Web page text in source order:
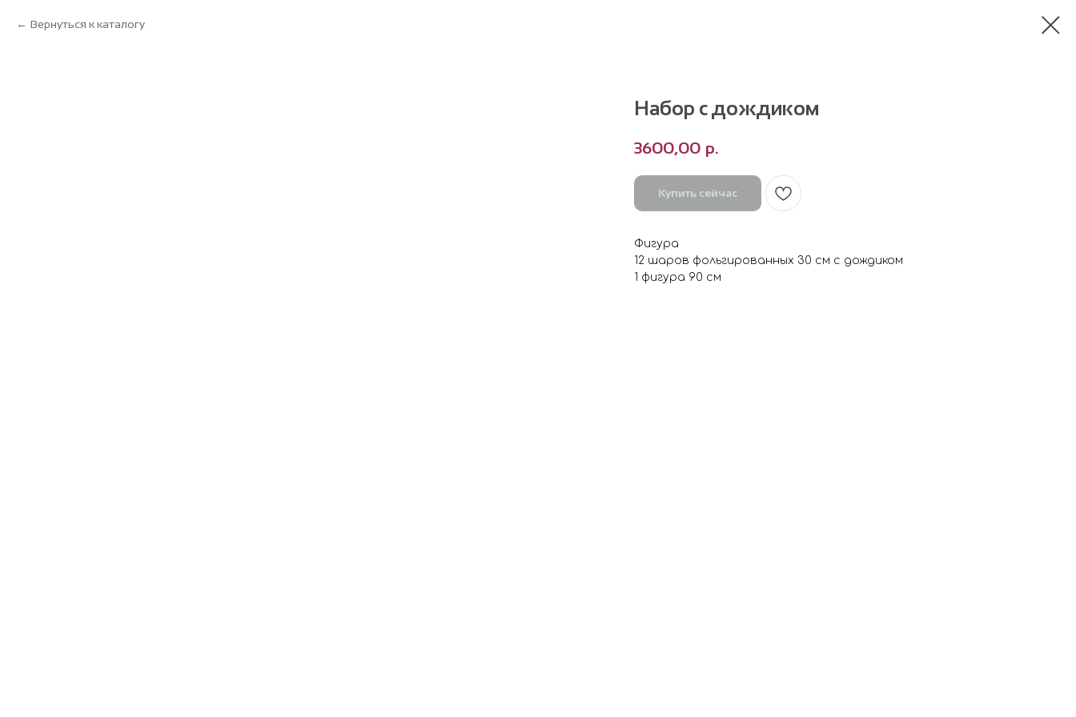
Вернуться к каталогу
Набор с дождиком
3600,00 р.
Купить сейчас
Фигура
12 шаров фольгированных 30 см с дождиком
1 фигура 90 см